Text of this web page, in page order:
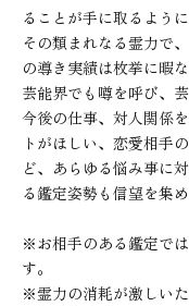
ることが手に取るよう
その類まれなる霊力で
の導き実績は枚挙に暇な
芸能界でも噂を呼び、
今後の仕事、対人関係
トがほしい、恋愛相手
ど、あらゆる悩み事に
る鑑定姿勢も信望を集め
※お相手のある鑑定で
す。
※霊力の消耗が激しい